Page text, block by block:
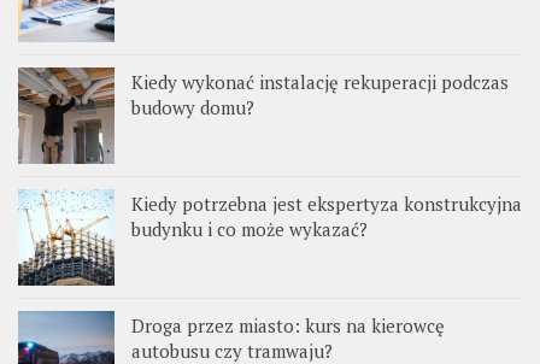
Kiedy wykonać instalację rekuperacji podczas
budowy domu?
Kiedy potrzebna jest ekspertyza konstrukcyjna
budynku i co może wykazać?
Droga przez miasto: kurs na kierowcę
autobusu czy tramwaju?